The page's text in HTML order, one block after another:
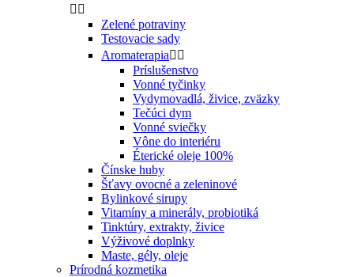
 
Zelené potraviny
Testovacie sady
Aromaterapia 
Príslušenstvo
Vonné tyčinky
Vydymovadlá, živice, zväzky
Tečúci dym
Vonné sviečky
Vône do interiéru
Éterické oleje 100%
Čínske huby
Šťavy ovocné a zeleninové
Bylinkové sirupy
Vitamíny a minerály, probiotiká
Tinktúry, extrakty, živice
Výživové doplnky
Maste, gély, oleje
Prírodná kozmetika